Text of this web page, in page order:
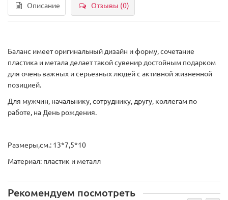
Описание Отзывы (0)
Баланс имеет оригинальный дизайн и форму, сочетание
пластика и метала делает такой сувенир достойным подарком
для очень важных и серьезных людей с активной жизненной
позицией.
Для мужчин, начальнику, сотруднику, другу, коллегам по
работе, на День рождения.
Размеры,см.: 13*7,5*10
Материал: пластик и металл
Рекомендуем посмотреть